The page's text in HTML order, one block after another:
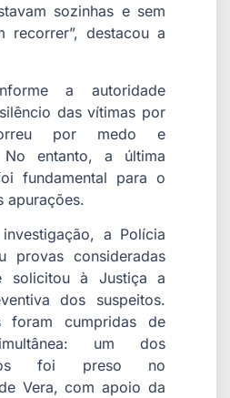
sozinhas e sem
recorrer”, destacou a
a autoridade
das vítimas por
por medo e
No entanto, a última
fundamental para o
apurações.
a Polícia
provas consideradas
solicitou à Justiça a
dos suspeitos.
foram cumpridas de
um dos
foi preso no
Vera, com apoio da